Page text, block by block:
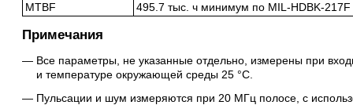
MTBF
495.7 тыс. ч минимум по MIL-HDBK-217F
Примечания
Все параметры, не указанные отдельно, измерены при
и температуре окружающей среды 25 °C.
Пульсации и шум измеряются при 20 МГц полосе, с